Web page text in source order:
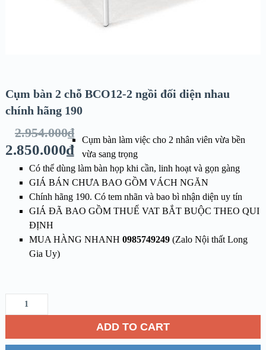
Cụm bàn 2 chỗ BCO12-2 ngồi đối diện nhau
chính hãng 190
2.954.000₫
2.850.000₫
Cụm bàn làm việc cho 2 nhân viên vừa bền
vừa sang trọng
Có thể dùng làm bàn họp khi cần, linh hoạt và gọn gàng
GIÁ BÁN CHƯA BAO GỒM VÁCH NGĂN
Chính hãng 190. Có tem nhãn và bao bì nhận diện uy tín
GIÁ ĐÃ BAO GỒM THUẾ VAT BẮT BUỘC THEO QUI
ĐỊNH
MUA HÀNG NHANH 0985749249(Zalo Nội thất Long
Gia Uy)
ADD TO CART